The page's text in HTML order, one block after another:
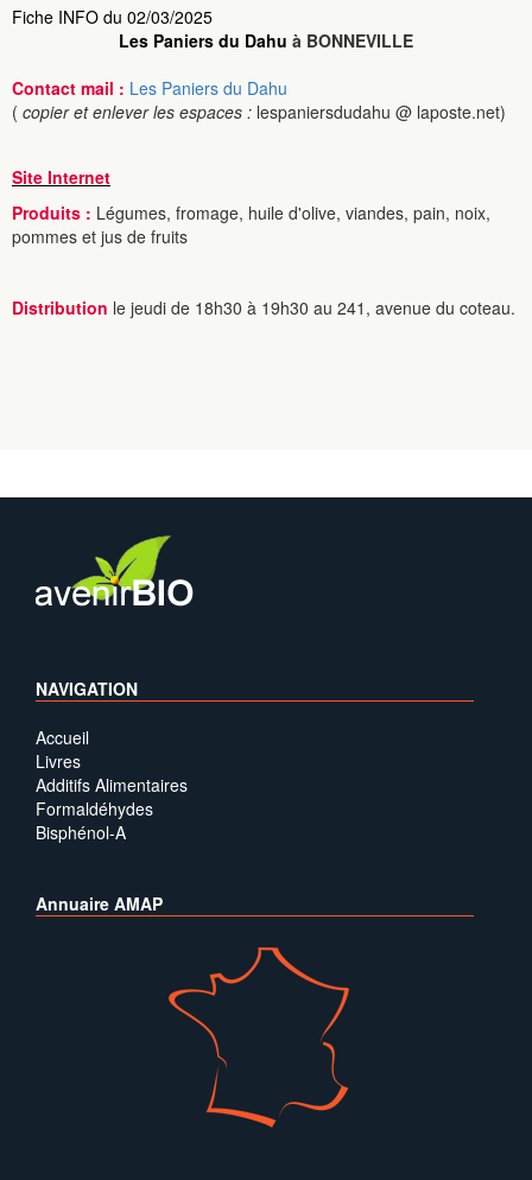
Fiche INFO du 02/03/2025
Les Paniers du Dahu à BONNEVILLE
Contact mail : Les Paniers du Dahu
( copier et enlever les espaces : lespaniersdudahu @ laposte.net)
Site Internet
Produits : Légumes, fromage, huile d'olive, viandes, pain, noix,
pommes et jus de fruits
Distribution le jeudi de 18h30 à 19h30 au 241, avenue du coteau.
NAVIGATION
Accueil
Livres
Additifs Alimentaires
Formaldéhydes
Bisphénol-A
Annuaire AMAP